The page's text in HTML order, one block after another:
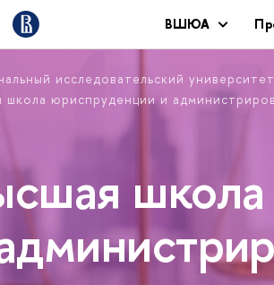
ВШЮА
исследовательский
школа юриспруденции и